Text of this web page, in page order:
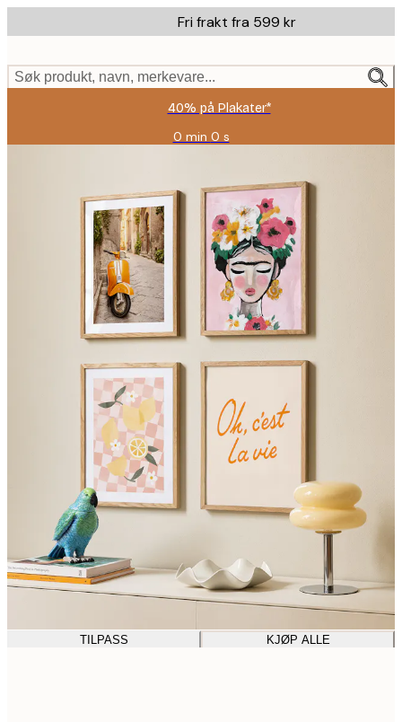
to
content.
Fri frakt fra 599 kr
Søk produkt, navn, merkevare...
40% på Plakater*
0 min 0 s
Gyldig
med:
2026-
08-
09
TILPASS KJØP ALLE